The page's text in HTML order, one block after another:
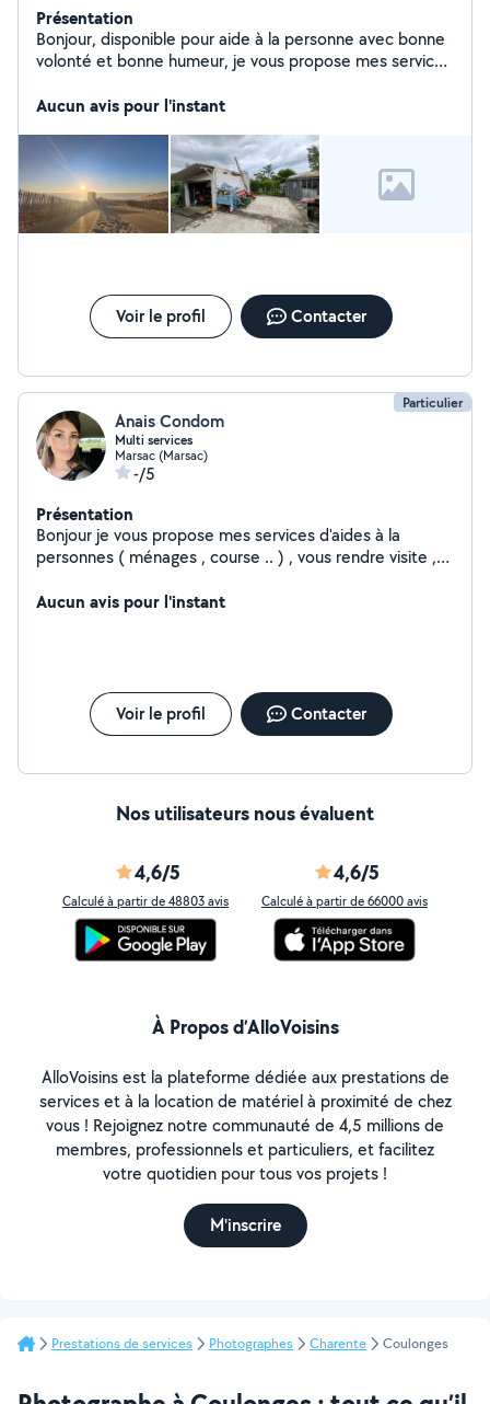
Présentation
Bonjour, disponible pour aide à la personne avec bonne
volonté et bonne humeur, je vous propose mes services
meubles ou encombrants, la livraisons, le jardinage,
ou immoblier. Je peux également sous condition et
suivant disponibilité faire des soins et massages
relaxant.
Aucun avis pour l'instant
Voir le profil Contacter
Particulier
Anais Condom
Multi services
Marsac (Marsac)
-/5
Présentation
Bonjour je vous propose mes services d'aides à la
personnes ( ménages , course .. ) , vous rendre visite ,
Aucun avis pour l'instant
Voir le profil Contacter
Nos utilisateurs nous évaluent
4,6/5
Calculé à partir de 48803 avis
4,6/5
Calculé à partir de 66000 avis
À Propos d’AlloVoisins
AlloVoisins est la plateforme dédiée aux prestations de
services et à la location de matériel à proximité de chez
vous ! Rejoignez notre communauté de 4,5 millions de
membres, professionnels et particuliers, et facilitez
votre quotidien pour tous vos projets !
M'inscrire
Prestations de services Photographes Charente Coulonges